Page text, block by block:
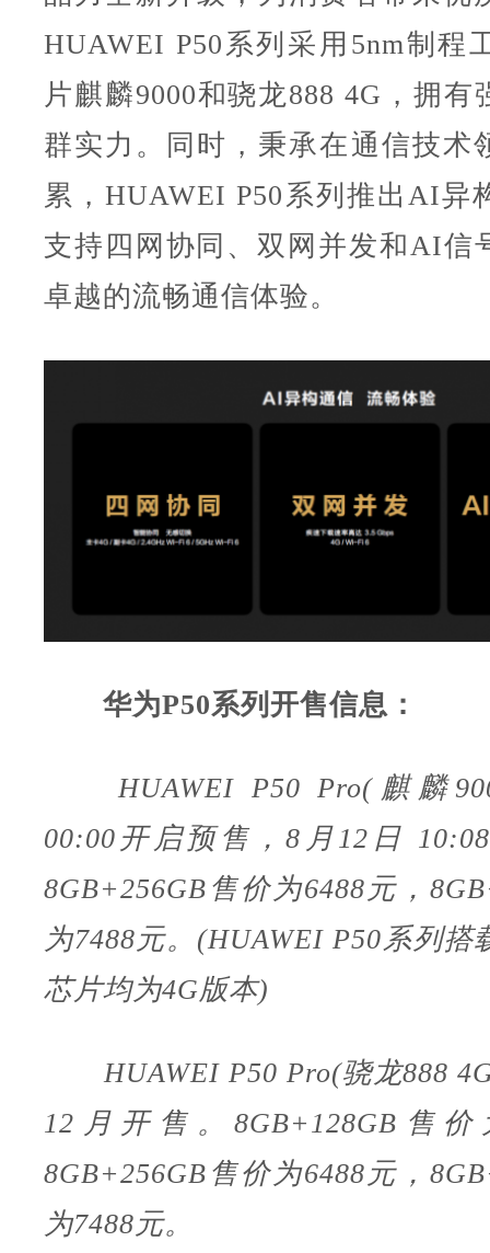
HUAWEI P50系列采用5nm制程
片麒麟9000和骁龙888 4G，拥有
群实力。同时，秉承在通信技术
累，HUAWEI P50系列推出AI异
支持四网协同、双网并发和AI信
卓越的流畅通信体验。
华为P50系列开售信息：
HUAWEI P50 Pro(麒麟
00:00开启预售，8月12日
8GB+256GB售价为6488元，
为7488元。(HUAWEI P50系列搭
芯片均为4G版本)
HUAWEI P50 Pro(骁龙888
12月开售。8GB+128GB售价
8GB+256GB售价为6488元，
为7488元。